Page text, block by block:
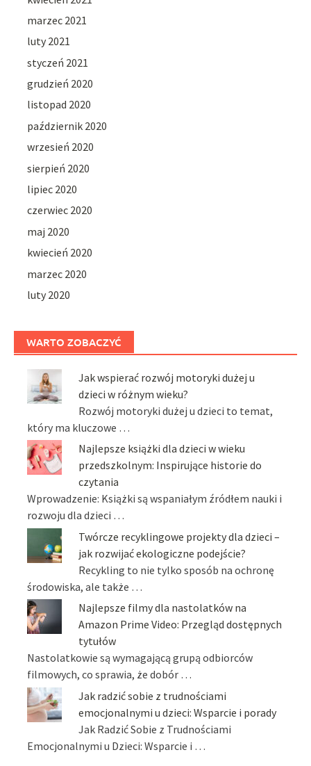
marzec 2021
luty 2021
styczeń 2021
grudzień 2020
listopad 2020
październik 2020
wrzesień 2020
sierpień 2020
lipiec 2020
czerwiec 2020
maj 2020
kwiecień 2020
marzec 2020
luty 2020
WARTO ZOBACZYĆ
Jak wspierać rozwój motoryki dużej u
dzieci w różnym wieku?
Rozwój motoryki dużej u dzieci to temat,
który ma kluczowe …
Najlepsze książki dla dzieci w wieku
przedszkolnym: Inspirujące historie do
czytania
Wprowadzenie: Książki są wspaniałym źródłem nauki i
rozwoju dla dzieci …
Twórcze recyklingowe projekty dla dzieci –
jak rozwijać ekologiczne podejście?
Recykling to nie tylko sposób na ochronę
środowiska, ale także …
Najlepsze filmy dla nastolatków na
Amazon Prime Video: Przegląd dostępnych
tytułów
Nastolatkowie są wymagającą grupą odbiorców
filmowych, co sprawia, że dobór …
Jak radzić sobie z trudnościami
emocjonalnymi u dzieci: Wsparcie i porady
Jak Radzić Sobie z Trudnościami
Emocjonalnymi u Dzieci: Wsparcie i …